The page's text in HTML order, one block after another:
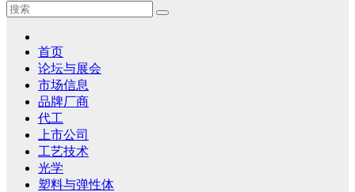
首页
论坛与展会
市场信息
品牌厂商
代工
上市公司
工艺技术
光学
塑料与弹性体